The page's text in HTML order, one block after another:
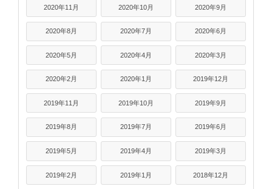
2020年11月 2020年10月 2020年9月
2020年8月 2020年7月 2020年6月
2020年5月 2020年4月 2020年3月
2020年2月 2020年1月 2019年12月
2019年11月 2019年10月 2019年9月
2019年8月 2019年7月 2019年6月
2019年5月 2019年4月 2019年3月
2019年2月 2019年1月 2018年12月